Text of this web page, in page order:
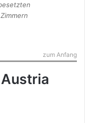
Zimmern
zum Anfang